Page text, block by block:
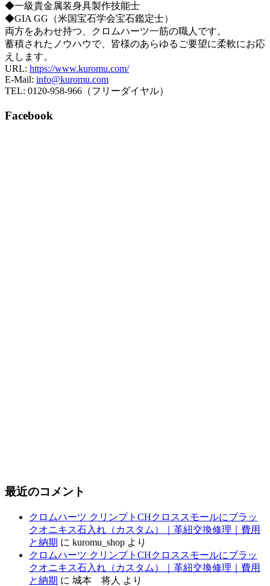
◆一級貴金属装身具製作技能士
◆GIA GG（米国宝石学会宝石鑑定士）
両方をあわせ持つ、クロムハーツ一筋の職人です。
蓄積されたノウハウで、皆様のあらゆるご要望に柔軟にお応
えします。
URL: https://www.kuromu.com/
E-Mail: info@kuromu.com
TEL: 0120-958-966（フリーダイヤル）
Facebook
最近のコメント
クロムハーツ クリンプトCHクロススモールにブラッ
クオニキス石入れ（カスタム）｜革紐交換修理｜費用
と納期 に kuromu_shop より
クロムハーツ クリンプトCHクロススモールにブラッ
クオニキス石入れ（カスタム）｜革紐交換修理｜費用
と納期 に 城本 将人 より